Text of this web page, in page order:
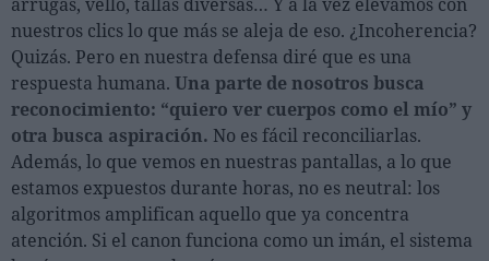
nuestros clics lo que más se aleja de eso. ¿Incoherencia?
Quizás. Pero en nuestra defensa diré que es una
respuesta humana. Una parte de nosotros busca
reconocimiento: “quiero ver cuerpos como el mío” y
otra busca aspiración. No es fácil reconciliarlas.
Además, lo que vemos en nuestras pantallas, a lo que
estamos expuestos durante horas, no es neutral: los
algoritmos amplifican aquello que ya concentra
atención. Si el canon funciona como un imán, el sistema